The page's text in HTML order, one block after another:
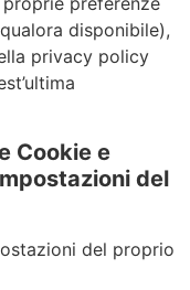
disponibile),
privacy policy
Cookie e
del
del proprio